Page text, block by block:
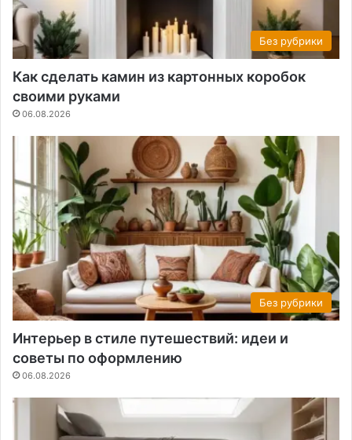
Без рубрики
Как сделать камин из картонных коробок
своими руками
06.08.2026
Без рубрики
Интерьер в стиле путешествий: идеи и
советы по оформлению
06.08.2026